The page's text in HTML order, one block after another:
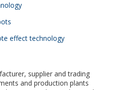
effect technology
supplier and trading
and production plants